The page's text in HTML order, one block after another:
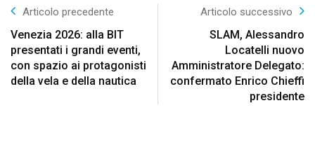
Articolo precedente
Venezia 2026: alla BIT
presentati i grandi eventi,
con spazio ai protagonisti
della vela e della nautica
Articolo successivo
SLAM, Alessandro
Locatelli nuovo
Amministratore Delegato:
confermato Enrico Chieffi
presidente